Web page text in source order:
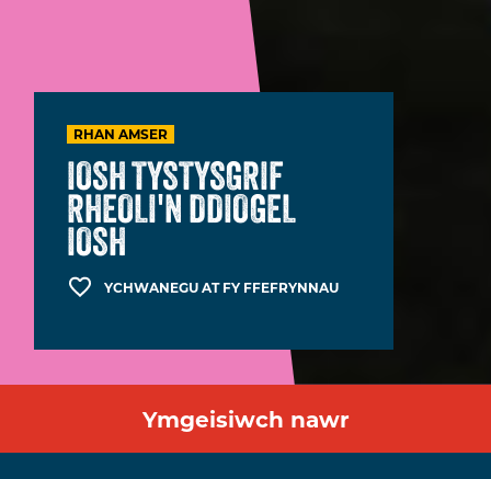
RHAN AMSER
IOSH TYSTYSGRIF
RHEOLI'N DDIOGEL
IOSH
YCHWANEGU AT FY FFEFRYNNAU
Ymgeisiwch nawr